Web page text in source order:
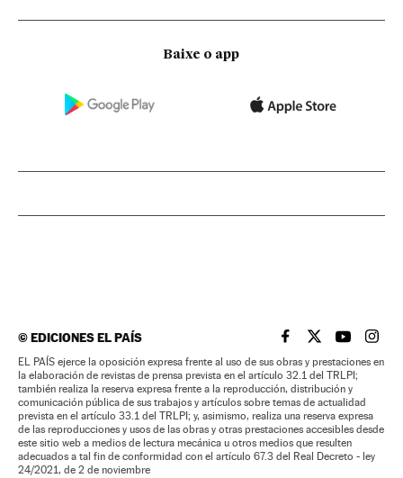
Baixe o app
©EDICIONES EL PAÍS EL PAÍS BRASIL EN
EL PAÍSEL PAÍS
EL
EL PAÍS ejerce la oposición expresa frente al uso de sus obras y prestaciones en
la elaboración de revistas de prensa prevista en el artículo 32.1 del TRLPI;
también realiza la reserva expresa frente a la reproducción, distribución y
comunicación pública de sus trabajos y artículos sobre temas de actualidad
prevista en el artículo 33.1 del TRLPI; y, asimismo, realiza una reserva expresa
de las reproducciones y usos de las obras y otras prestaciones accesibles desde
este sitio web a medios de lectura mecánica u otros medios que resulten
adecuados a tal fin de conformidad con el artículo 67.3 del Real Decreto - ley
24/2021, de 2 de noviembre